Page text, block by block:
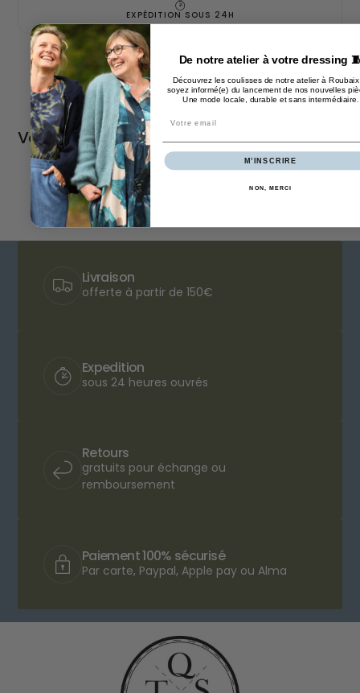
EXPÉDITION SOUS 24H
Vous aimerez aussi
Livraison
offerte à partir de 150€
Expedition
sous 24 heures ouvrés
Retours
gratuits pour échange ou
remboursement
Paiement 100% sécurisé
Par carte, Paypal, Apple pay ou Alma
De notre atelier à votre dressing
Découvrez les coulisses de notre atelier à
soyez informé(e) du lancement de nos nouvelles
Une mode locale, durable et sans intermédiaire
M’INSCRIRE
NON, MERCI